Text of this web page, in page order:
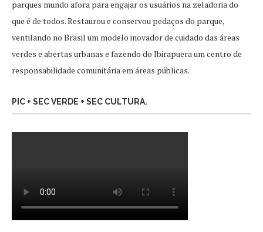
parques mundo afora para engajar os usuários na zeladoria do
que é de todos. Restaurou e conservou pedaços do parque,
ventilando no Brasil um modelo inovador de cuidado das áreas
verdes e abertas urbanas e fazendo do Ibirapuera um centro de
responsabilidade comunitária em áreas públicas.
PIC + SEC VERDE + SEC CULTURA.